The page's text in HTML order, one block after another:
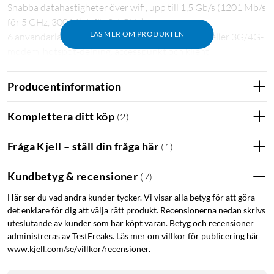
LÄS MER OM PRODUKTEN
Snabba datahastigheter över wifi, upp till 1,5 Gb/s (1201 Mb/s
för 5 GHz, 300 Mb/s för 2,4 GHz).
6 användarlägen som t.ex. USB-delning via mobil eller 3G/4G-
modem, hotspot-delning, accesspunkt och klient.
anslutning av högintensiva trådbunda enheter som en NAS.
Kan strömförsörjas med en powerbank.
Bärbar router för jobb och nöje
TL-WR1502X från TP-Link är en kompakt och bärbar
reserouter som förbättrar din wifi-upplevelse på jobbresan, i
internetuppkoppling trådlöst med familjen i sommarhuset,
använda Chromecast eller Apple TV på hotellrummet eller
utöka täckningen av ett wifi-nätverk genom att använda
routern som en repeater.
Producentinformation
Komplettera ditt köp (2)
Fråga Kjell – ställ din fråga här ( 1 )
Kundbetyg & recensioner (7)
Här ser du vad andra kunder tycker. Vi visar alla betyg för att göra
det enklare för dig att välja rätt produkt. Recensionerna nedan skrivs
uteslutande av kunder som har köpt varan. Betyg och recensioner
administreras av TestFreaks. Läs mer om villkor för publicering här
www.kjell.com/se/villkor/recensioner.